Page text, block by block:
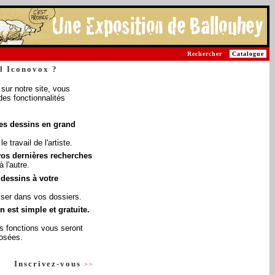
Catalogue
Rechercher
Iconovox ?
notre site, vous
fonctionnalités
dessins en grand
travail de l'artiste.
dernières recherches
l'autre.
à votre
dans vos dossiers.
est simple et gratuite.
fonctions vous seront
Inscrivez-vous>>